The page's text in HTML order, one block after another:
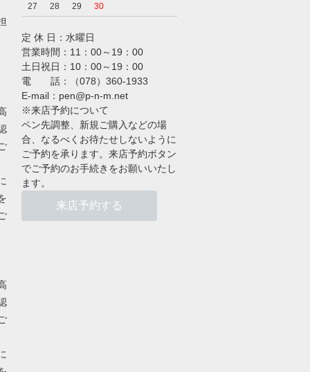
27
28 29 30
定 休 日：水曜日
営業時間：11：00～19：00
土日祝日：10：00～19：00
電 話：（078）360-1933
E-mail：pen@p-n-m.net
※来店予約について
ペン先調整、新規ご購入などの場
合、なるべくお待たせしないように
ご予約を承ります。来店予約ボタン
でご予約のお手続きをお願いいたし
ます。
来店予約する